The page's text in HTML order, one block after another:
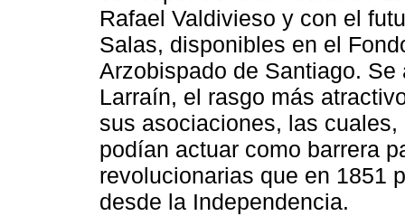
Rafael Valdivieso y con el
Salas, disponibles en el
Arzobispado de Santiago.
Larraín, el rasgo más
sus asociaciones, las
podían actuar como barrera
revolucionarias que en 1851
desde la Independencia.